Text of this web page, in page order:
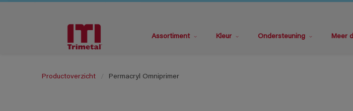
Assortiment Kleur Ondersteuning Meer
Productoverzicht Permacryl Omniprimer